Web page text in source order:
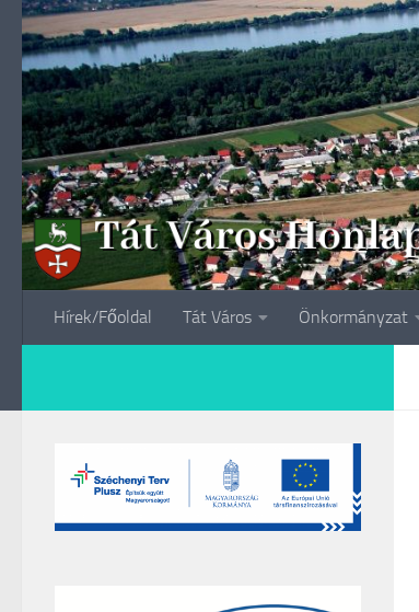
Skip to content
Hírek/Főoldal Tát Város Önkormányzat